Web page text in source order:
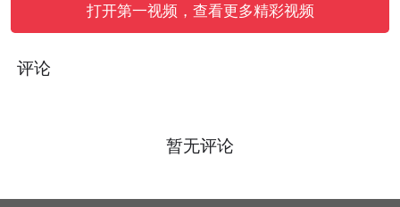
打开第一视频，查看更多精彩视频
评论
暂无评论